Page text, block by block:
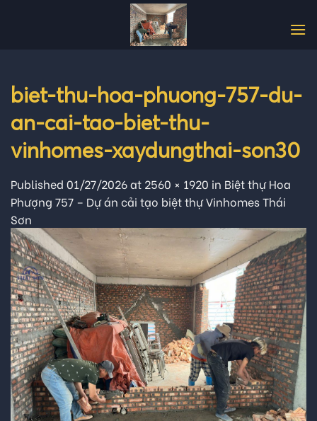
biet-thu-hoa-phuong-757-du-
an-cai-tao-biet-thu-
vinhomes-xaydungthai-son30
Published 01/27/2026at 2560 × 1920 in Biệt thự Hoa
Phượng 757 – Dự án cải tạo biệt thự Vinhomes Thái
Sơn